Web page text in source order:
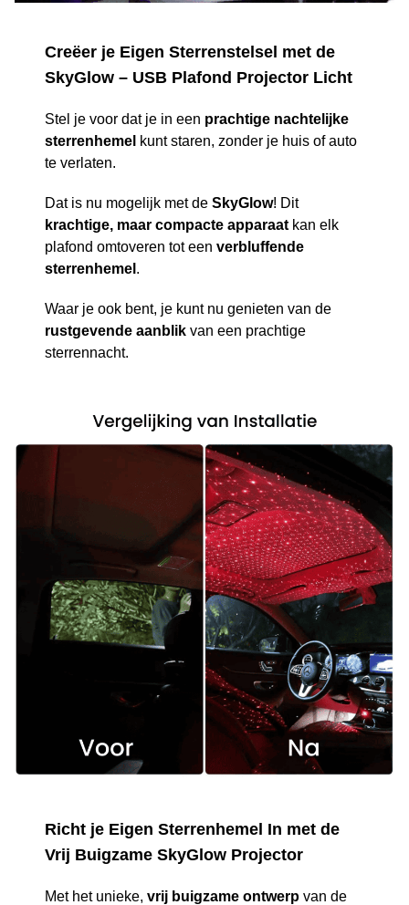
Creëer je Eigen Sterrenstelsel met de
SkyGlow – USB Plafond Projector Licht
Stel je voor dat je in een prachtige nachtelijke
sterrenhemel kunt staren, zonder je huis of auto
te verlaten.
Dat is nu mogelijk met deSkyGlow! Dit
krachtige, maar compacte apparaat kan elk
plafond omtoveren tot eenverbluffende
sterrenhemel .
Waar je ook bent, je kunt nu genieten van de
rustgevende aanblik van een prachtige
sterrennacht.
Richt je Eigen Sterrenhemel In met de
Vrij Buigzame SkyGlow Projector
Met het unieke,vrij buigzame ontwerp van de